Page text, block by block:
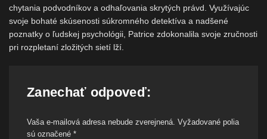
chytania podvodníkov a odhaľovania skrytých právd. Využívajúc
svoje bohaté skúsenosti súkromného detektíva a nadšené
poznatky o ľudskej psychológii, Patrice zdokonalila svoje zručnosti
pri rozpletaní zložitých sietí lží.
Zanechať odpoveď:
Vaša e-mailová adresa nebude zverejnená. Vyžadované polia
sú označené *